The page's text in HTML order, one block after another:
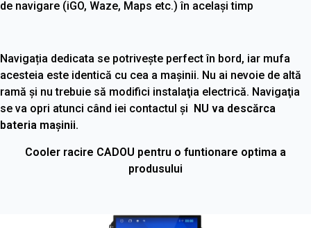
de navigare (iGO, Waze, Maps etc.) în acelaşi timp
Navigația dedicata se potrivește perfect în bord, iar mufa
acesteia este identică cu cea a maşinii. Nu ai nevoie de altă
ramă şi nu trebuie să modifici instalaţia electrică. Navigaţia
se va opri atunci când iei contactul şi
NU va descărca
bateria maşinii.
Cooler racire CADOU pentru o funtionare optima a
produsului